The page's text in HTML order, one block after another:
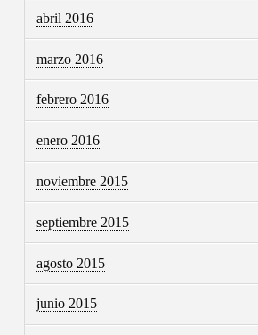
abril 2016
marzo 2016
febrero 2016
enero 2016
noviembre 2015
septiembre 2015
agosto 2015
junio 2015